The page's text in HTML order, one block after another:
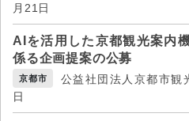
月21日
AIを活用した京都観光案内
係る企画提案の公募
京都市
公益社団法人京都市
日